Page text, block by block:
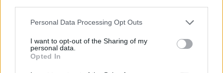
Personal Data Processing Opt Outs
I want to opt-out of the Sharing of my
personal data.
Opted In
Pour réduire l’inflammation ou l’œdème, un coussin
froid ou une poche de glace peut être très efficace.
En appliquant une source de froid durant 15 à 20
minutes, on limite la circulation sanguine dans la